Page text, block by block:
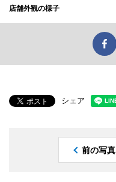
店舗外観の様子
シェア
前の写真